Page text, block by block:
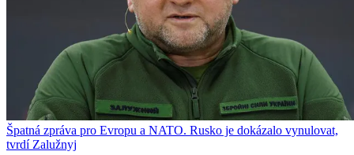
Špatná zpráva pro Evropu a NATO. Rusko je dokázalo vynulovat,
tvrdí Zalužnyj